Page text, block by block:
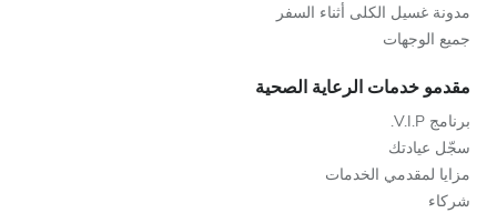
مدونة غسيل الكلى أثناء السفر
جميع الوجهات
مقدمو خدمات الرعاية الصحية
برنامج V.I.P.
سجّل عيادتك
مزايا لمقدمي الخدمات
شركاء